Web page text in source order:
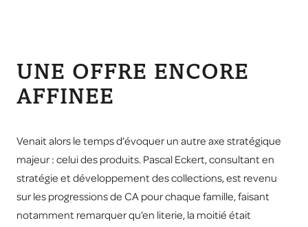
UNE OFFRE ENCORE
AFFINEE
Venait alors le temps d’évoquer un autre axe stratégique
majeur : celui des produits. Pascal Eckert, consultant en
stratégie et développement des collections, est revenu
sur les progressions de CA pour chaque famille, faisant
notamment remarquer qu’en literie, la moitié était